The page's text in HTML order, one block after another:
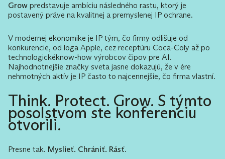
Grow predstavuje ambíciu následného rastu, ktorý je
postavený práve na kvalitnej a premyslenej IP ochrane.
V modernej ekonomike je IP tým, čo firmy odlišuje od
konkurencie, od loga Apple, cez receptúru Coca-Coly až po
technologickéknow-how výrobcov čipov pre AI.
Najhodnotnejšie značky sveta jasne dokazujú, že v ére
nehmotných aktív je IP často to najcennejšie, čo firma vlastní.
Think. Protect. Grow. S týmto
posolstvom ste konferenciu
otvorili.
Presne tak. Myslieť. Chrániť. Rásť.